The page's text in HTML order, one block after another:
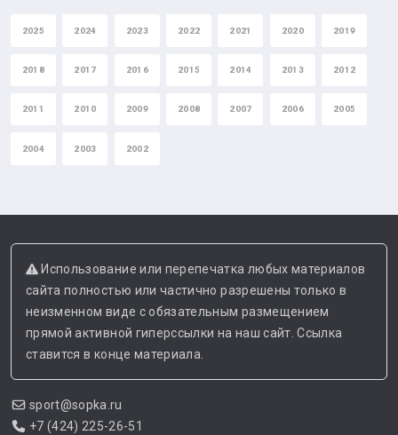
2025 2024 2023 2022 2021 2020 2019
2018 2017 2016 2015 2014 2013 2012
2011 2010 2009 2008 2007 2006 2005
2004 2003 2002
Использование или перепечатка любых материалов
сайта полностью или частично разрешены только в
неизменном виде с обязательным размещением
прямой активной гиперссылки на наш сайт. Ссылка
ставится в конце материала.
sport@sopka.ru
+7 (424) 225-26-51